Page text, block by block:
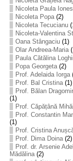
Nicoleta Paula
Nicoleta Popa(2)
Nicoleta Tecucianu
Nicoleta-Valentina
Oana Stângaciu(1)
Olar Andreea-Maria
Paula Cătălina
Popa Georgeta(2)
Prof. Adelaida Iorga
Prof. Bal Cristina(1)
Prof. Bălan
(1)
Prof. Căpățână
Prof. Constantin
(1)
Prof. Cristina
Prof. Dima Doina(2)
Prof. dr. Arsenie
Mădălina(2)